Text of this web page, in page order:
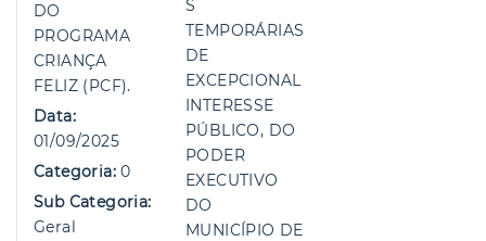
DO
PROGRAMA
CRIANÇA
FELIZ (PCF).
Data:
01/09/2025
Categoria:0
Sub Categoria:
Geral
S
TEMPORÁRIAS
DE
EXCEPCIONAL
INTERESSE
PÚBLICO, DO
PODER
EXECUTIVO
DO
MUNICÍPIO DE